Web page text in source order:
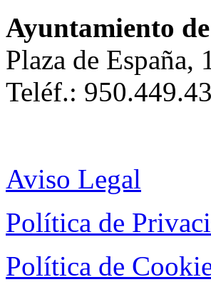
Ayuntamiento
Plaza de
Teléf.:
Aviso Legal
Política de
Política de